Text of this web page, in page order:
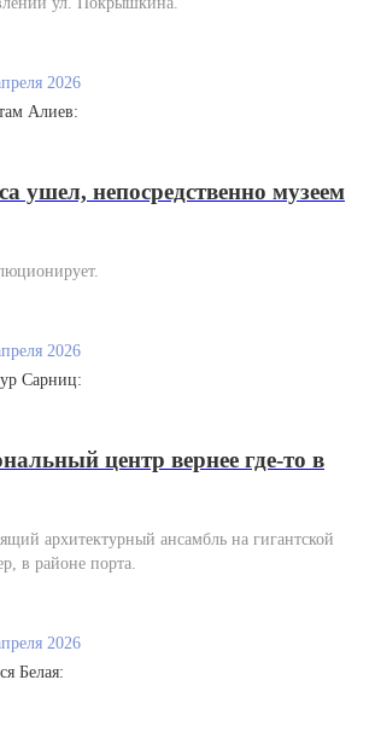
2026
Алиев:
ушел, непосредственно музеем
2026
Сарниц:
центр вернее где-то в
архитектурный ансамбль на гигантской
в районе порта.
2026
Белая: